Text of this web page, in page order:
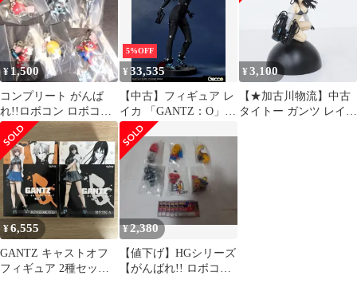
¥1,500
コンプリート がんば
れ!!ロボコン ロボコン
スイング 全６種セット
N57
5%OFF
¥33,535
【中古】フィギュア レ
イカ 「GANTZ：O」
1/6 スタチュー
¥3,100
【★加古川物流】中古
タイトー ガンツ レイカ
¥6,555
GANTZ キャストオフ
フィギュア 2種セット
¥2,380
【値下げ】HGシリーズ
【がんばれ!! ロボコ